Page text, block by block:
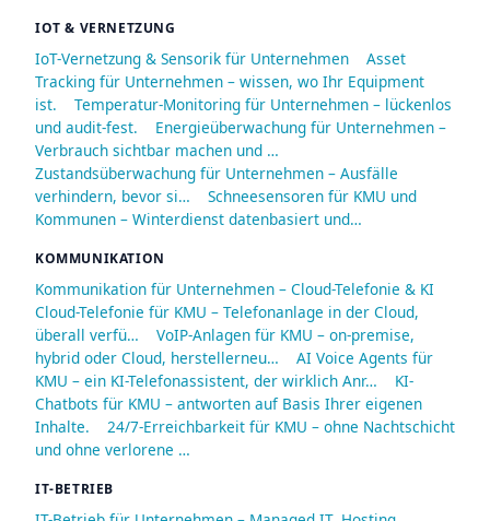
IOT & VERNETZUNG
IoT-Vernetzung & Sensorik für Unternehmen
Asset
Tracking für Unternehmen – wissen, wo Ihr Equipment
ist.
Temperatur-Monitoring für Unternehmen – lückenlos
und audit-fest.
Energieüberwachung für Unternehmen –
Verbrauch sichtbar machen und …
Zustandsüberwachung für Unternehmen – Ausfälle
verhindern, bevor si…
Schneesensoren für KMU und
Kommunen – Winterdienst datenbasiert und…
KOMMUNIKATION
Kommunikation für Unternehmen – Cloud-Telefonie & KI
Cloud-Telefonie für KMU – Telefonanlage in der Cloud,
überall verfü…
VoIP-Anlagen für KMU – on-premise,
hybrid oder Cloud, herstellerneu…
AI Voice Agents für
KMU – ein KI-Telefonassistent, der wirklich Anr…
KI-
Chatbots für KMU – antworten auf Basis Ihrer eigenen
Inhalte.
24/7-Erreichbarkeit für KMU – ohne Nachtschicht
und ohne verlorene …
IT-BETRIEB